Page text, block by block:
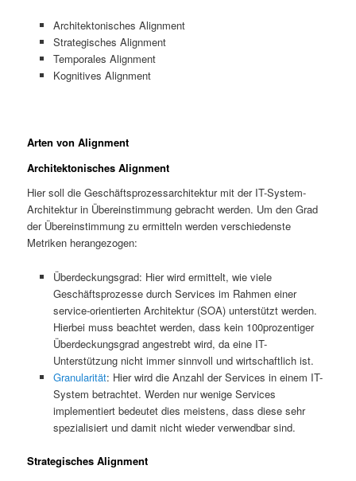
Architektonisches Alignment
Strategisches Alignment
Temporales Alignment
Kognitives Alignment
Arten von Alignment
Architektonisches Alignment
Hier soll die Geschäftsprozessarchitektur mit der IT-System-
Architektur in Übereinstimmung gebracht werden. Um den Grad
der Übereinstimmung zu ermitteln werden verschiedenste
Metriken herangezogen:
Überdeckungsgrad: Hier wird ermittelt, wie viele
Geschäftsprozesse durch Services im Rahmen einer
service-orientierten Architektur (SOA) unterstützt werden.
Hierbei muss beachtet werden, dass kein 100prozentiger
Überdeckungsgrad angestrebt wird, da eine IT-
Unterstützung nicht immer sinnvoll und wirtschaftlich ist.
Granularität: Hier wird die Anzahl der Services in einem IT-
System betrachtet. Werden nur wenige Services
implementiert bedeutet dies meistens, dass diese sehr
spezialisiert und damit nicht wieder verwendbar sind.
Strategisches Alignment